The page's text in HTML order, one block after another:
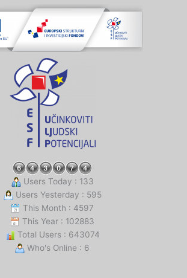
Users Today : 133
Users Yesterday : 595
This Month : 4597
This Year : 102883
Total Users : 643074
Who's Online : 6